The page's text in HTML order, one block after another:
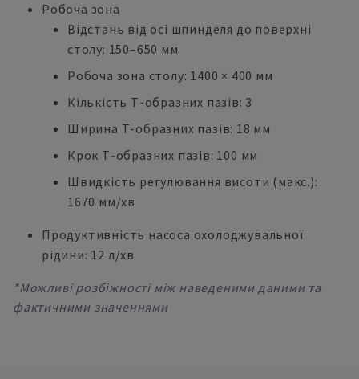
Робоча зона
Відстань від осі шпинделя до поверхні
столу: 150–650 мм
Робоча зона столу: 1400 × 400 мм
Кількість Т-образних пазів: 3
Ширина Т-образних пазів: 18 мм
Крок Т-образних пазів: 100 мм
Швидкість регулювання висоти (макс.):
1670 мм/хв
Продуктивність насоса охолоджувальної
рідини: 12 л/хв
*Можливі розбіжності між наведеними даними та
фактичними значеннями